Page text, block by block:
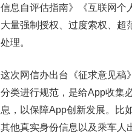
信息自评估指南》《互联网个
大量强制授权、过度索权、超
处理。
这次网信办出台《征求意见稿
分类进行规范，是给App收集
息，以保障App创新发展。比
其他真实身份信息以及乘车人